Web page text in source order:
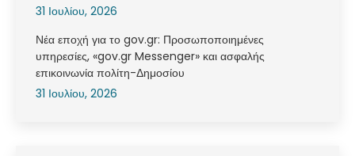
31 Ιουλίου, 2026
Νέα εποχή για το gov.gr: Προσωποποιημένες
υπηρεσίες, «gov.gr Messenger» και ασφαλής
επικοινωνία πολίτη-Δημοσίου
31 Ιουλίου, 2026